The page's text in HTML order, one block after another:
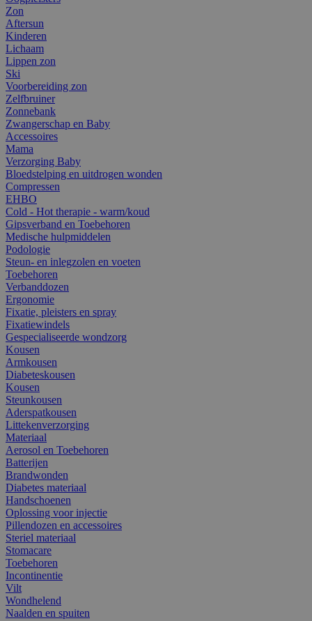
Zon
Aftersun
Kinderen
Lichaam
Lippen zon
Ski
Voorbereiding zon
Zelfbruiner
Zonnebank
Zwangerschap en Baby
Accessoires
Mama
Verzorging Baby
Bloedstelping en uitdrogen wonden
Compressen
EHBO
Cold - Hot therapie - warm/koud
Gipsverband en Toebehoren
Medische hulpmiddelen
Podologie
Steun- en inlegzolen en voeten
Toebehoren
Verbanddozen
Ergonomie
Fixatie, pleisters en spray
Fixatiewindels
Gespecialiseerde wondzorg
Kousen
Armkousen
Diabeteskousen
Kousen
Steunkousen
Aderspatkousen
Littekenverzorging
Materiaal
Aerosol en Toebehoren
Batterijen
Brandwonden
Diabetes materiaal
Handschoenen
Oplossing voor injectie
Pillendozen en accessoires
Steriel materiaal
Stomacare
Toebehoren
Incontinentie
Vilt
Wondhelend
Naalden en spuiten